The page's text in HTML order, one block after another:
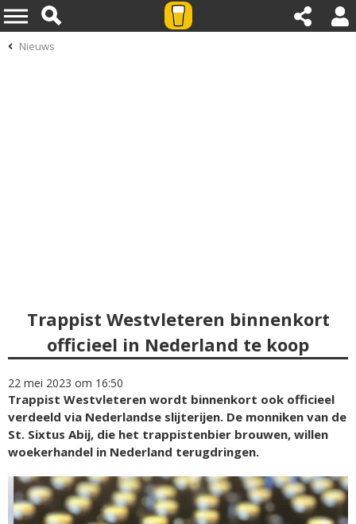
Nieuws
Trappist Westvleteren binnenkort
officieel in Nederland te koop
22 mei 2023 om 16:50
Trappist Westvleteren wordt binnenkort ook officieel
verdeeld via Nederlandse slijterijen. De monniken van de
St. Sixtus Abij, die het trappistenbier brouwen, willen
woekerhandel in Nederland terugdringen.